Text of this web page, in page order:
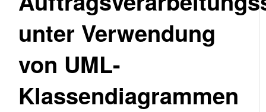
unter Verwendung
von UML-
Klassendiagrammen